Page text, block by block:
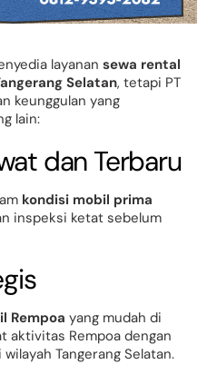
layanansewa rental
Selatan, tetapi PT
keunggulan yang
lain:
dan Terbaru
kondisi mobil prima
inspeksi ketat sebelum
Rempoa yang mudah di
aktivitas Rempoa dengan
Tangerang Selatan.